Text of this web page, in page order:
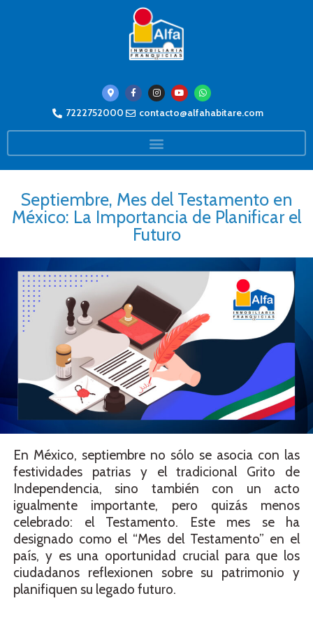
7222752000 contacto@alfahabitare.com
Septiembre, Mes del Testamento en
México: La Importancia de Planificar el
Futuro
En México, septiembre no sólo se asocia con las
festividades patrias y el tradicional Grito de
Independencia, sino también con un acto
igualmente importante, pero quizás menos
celebrado: el Testamento. Este mes se ha
designado como el “Mes del Testamento” en el
país, y es una oportunidad crucial para que los
ciudadanos reflexionen sobre su patrimonio y
planifiquen su legado futuro.